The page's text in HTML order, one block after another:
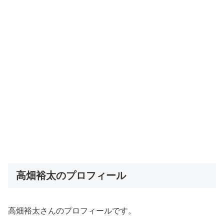
高畑裕太のプロフィール
高畑裕太さんのプロフィールです。